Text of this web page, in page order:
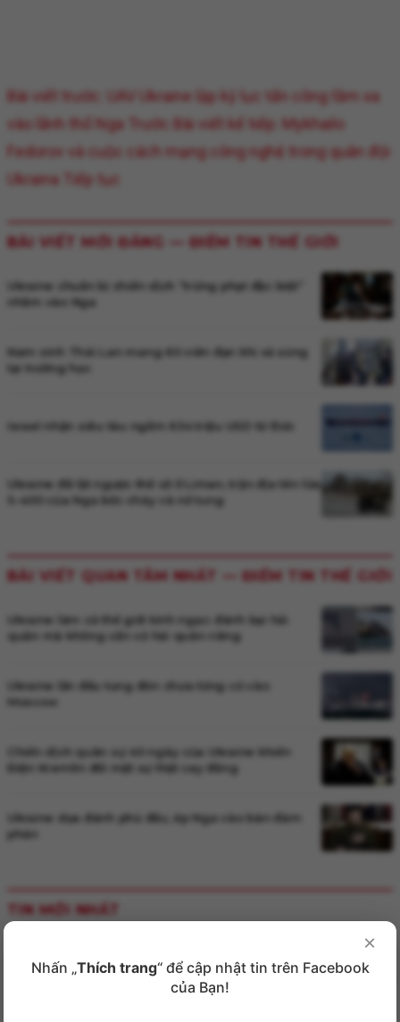
Bài viết trước: UAV Ukraine lập kỷ lục tấn công tầm xa
vào lãnh thổ Nga
Trước
Bài viết kế tiếp: Mykhailo
Fedorov và cuộc cách mạng công nghệ trong quân đội
Ukraina
Tiếp tục
BÀI VIẾT MỚI ĐĂNG — ĐIỂM TIN THẾ GIỚI
Ukraine chuẩn bị chiến dịch “trừng phạt đặc biệt”
nhằm vào Nga
Nam sinh Thái Lan mang 60 viên đạn khi xả súng
tại trường học
Israel nhận siêu tàu ngầm 634 triệu USD từ Đức
Ukraine đã lật ngược thế cờ ở Liman, trận địa tên lửa
S-400 của Nga bốc cháy và nổ tung
BÀI VIẾT QUAN TÂM NHẤT — ĐIỂM TIN THẾ GIỚI
Ukraine làm cả thế giới kinh ngạc: đánh bại hải
quân mà không cần có hải quân riêng
Ukraine lần đầu tung đòn chưa từng có vào
Moscow
Chiến dịch quân sự 40 ngày của Ukraine khiến
Điện Kremlin đối mặt sự thật cay đắng
Ukraine dọa đánh phủ đầu, ép Nga vào bàn đàm
phán
TIN MỚI NHẤT
Nhiều ngành học có mức điểm chuẩn cao
×
Nhấn „Thích trang“ để cập nhật tin trên Facebook
của Bạn!